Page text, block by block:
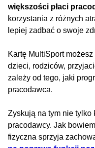
większości płaci
korzystania z różnych
lepiej zadbać o swoje
Kartę MultiSport
dzieci, rodziców,
zależy od tego, jaki
pracodawca.
Zyskują na tym nie tylko
pracodawcy. Jak
fizyczna sprzyja